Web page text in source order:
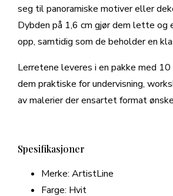
seg til panoramiske motiver eller
Dybden på 1,6 cm gjør dem lette og
opp, samtidig som de beholder en
Lerretene leveres i en pakke med
dem praktiske for undervisning,
av malerier der ensartet format
Spesifikasjoner
Merke: ArtistLine
Farge: Hvit